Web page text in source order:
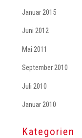
Januar 2015
Juni 2012
Mai 2011
September 2010
Juli 2010
Januar 2010
Kategorien